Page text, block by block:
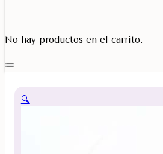
No hay productos en el carrito.
🔍